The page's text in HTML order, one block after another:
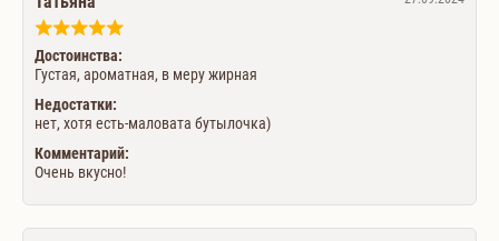
Достоинства:
Густая, ароматная, в меру жирная
Недостатки:
нет, хотя есть-маловата бутылочка)
Комментарий:
Очень вкусно!